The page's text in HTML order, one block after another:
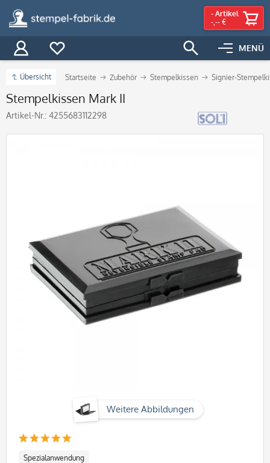
MENÜ
- Artikel
-,-- €
Übersicht Startseite Zubehör Stempelkissen Signier-
Stempelkissen Mark II
Artikel-Nr.: 4255683112298
Weitere Abbildungen
Spezialanwendung